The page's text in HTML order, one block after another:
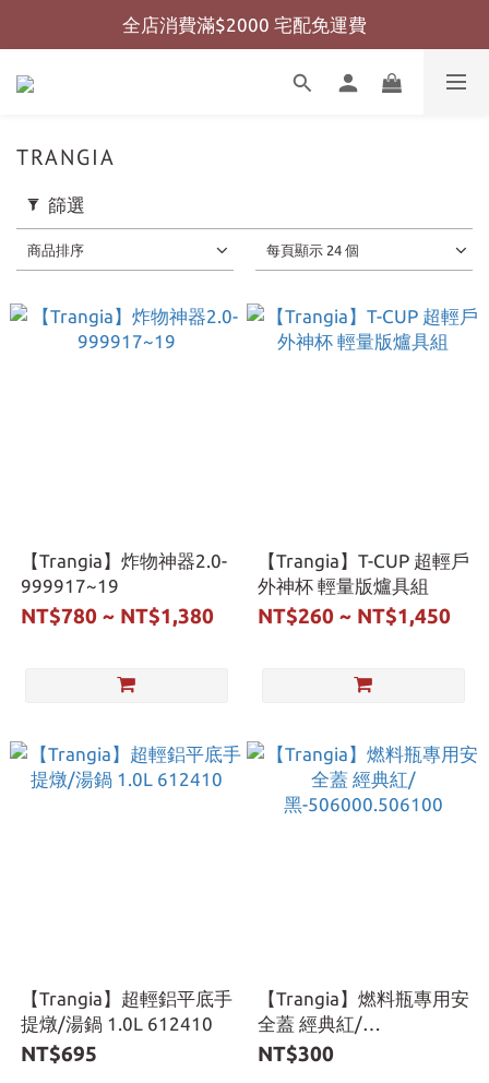
全店消費滿$999 超商免運費
全店消費滿$2000 宅配免運費
全店消費滿$999 超商免運費
TRANGIA
篩選
商品排序 每頁顯示 24 個
【Trangia】炸物神器2.0-
999917~19
NT$780 ~ NT$1,380
【Trangia】T-CUP 超輕戶
外神杯 輕量版爐具組
NT$260 ~ NT$1,450
【Trangia】超輕鋁平底手
提燉/湯鍋 1.0L 612410
NT$695
【Trangia】燃料瓶專用安
全蓋 經典紅/
黑-506000.506100
NT$300